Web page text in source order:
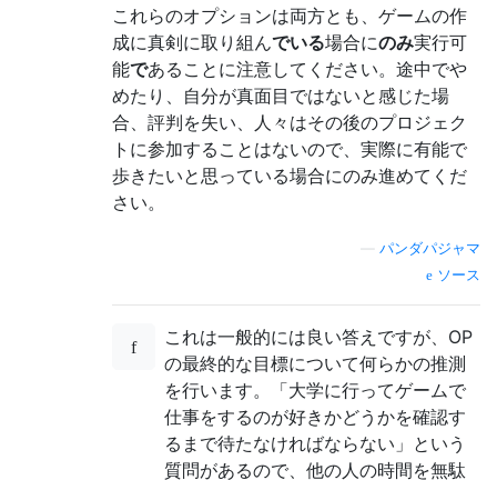
これらのオプションは両方とも、ゲームの作
成に真剣に取り組んでいる場合にのみ実行可
能であることに注意してください。途中でや
めたり、自分が真面目ではないと感じた場
合、評判を失い、人々はその後のプロジェク
トに参加することはないので、実際に有能で
歩きたいと思っている場合にのみ進めてくだ
さい。
パンダパジャマ
ソース
これは一般的には良い答えですが、OP
の最終的な目標について何らかの推測
を行います。「大学に行ってゲームで
仕事をするのが好きかどうかを確認す
るまで待たなければならない」という
質問があるので、他の人の時間を無駄